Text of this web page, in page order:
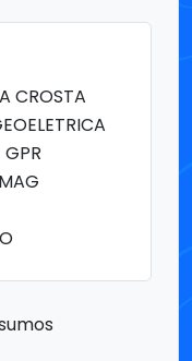
CROSTA
GPR